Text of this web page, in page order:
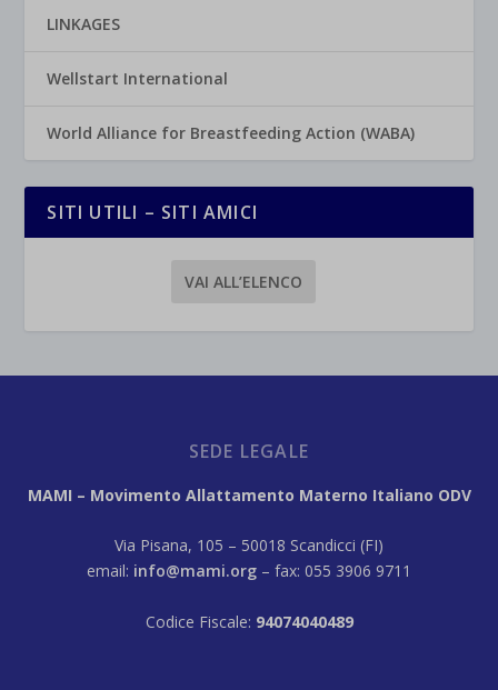
LINKAGES
Wellstart International
World Alliance for Breastfeeding Action (WABA)
SITI UTILI – SITI AMICI
VAI ALL’ELENCO
SEDE LEGALE
MAMI – Movimento Allattamento Materno Italiano ODV
Via Pisana, 105 – 50018 Scandicci (FI)
email: info@mami.org – fax: 055 3906 9711
Codice Fiscale: 94074040489